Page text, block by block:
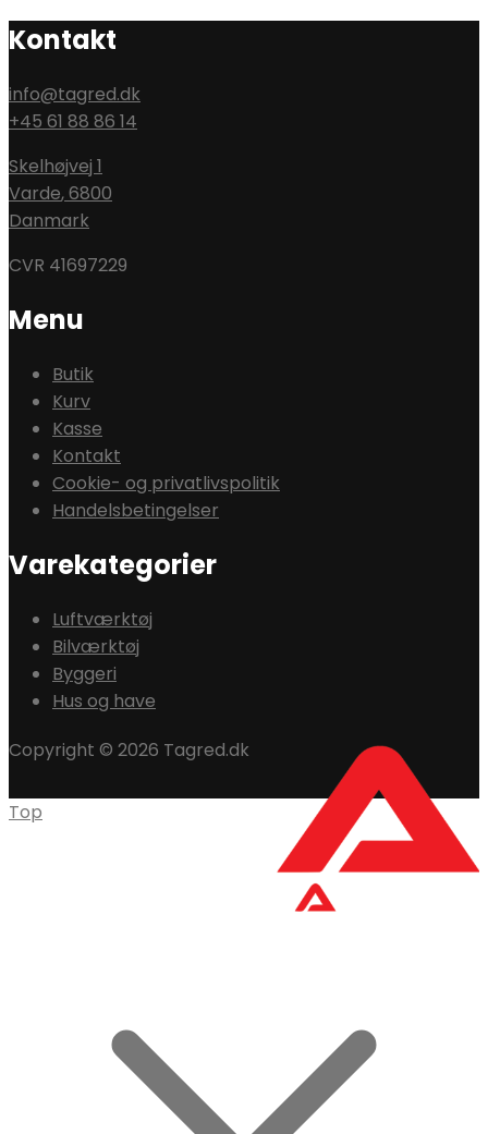
Kontakt
info@tagred.dk
+45 61 88 86 14
Skelhøjvej 1
Varde,6800
Danmark
CVR 41697229
Menu
Butik
Kurv
Kasse
Kontakt
Cookie- og privatlivspolitik
Handelsbetingelser
Varekategorier
Luftværktøj
Bilværktøj
Byggeri
Hus og have
Copyright © 2026 Tagred.dk
Top